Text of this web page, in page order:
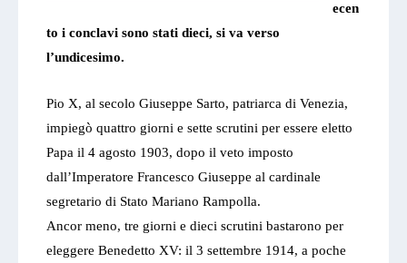
ecen
to i conclavi sono stati dieci, si va verso
l’undicesimo.
Pio X, al secolo Giuseppe Sarto, patriarca di Venezia,
impiegò quattro giorni e sette scrutini per essere eletto
Papa il 4 agosto 1903, dopo il veto imposto
dall’Imperatore Francesco Giuseppe al cardinale
segretario di Stato Mariano Rampolla.
Ancor meno, tre giorni e dieci scrutini bastarono per
eleggere Benedetto XV: il 3 settembre 1914, a poche